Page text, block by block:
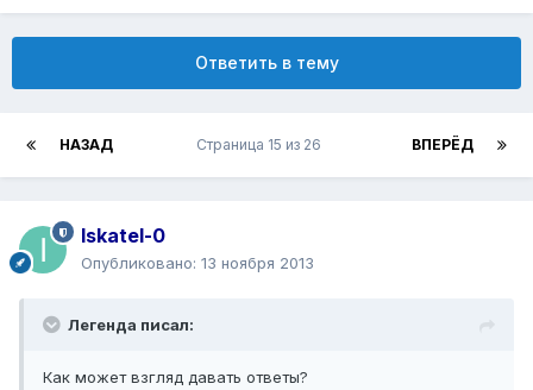
Ответить в тему
НАЗАД ВПЕРЁД
Страница 15 из 26
Iskatel-0
Опубликовано: 13 ноября 2013
Легенда писал:
Как может взгляд давать ответы?